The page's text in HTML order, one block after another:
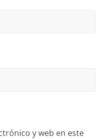
y web en este